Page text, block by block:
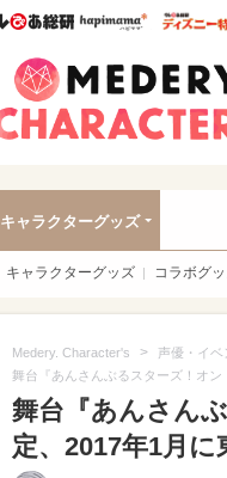
ウレぴあ総研ハピマ
キャラクターグッズ
キャラクターグッズ コラボグ
Medery. Character's > 声優・イベ
舞台『あんさんぶるスターズ！オ
舞台『あんさん
定、2017年1月